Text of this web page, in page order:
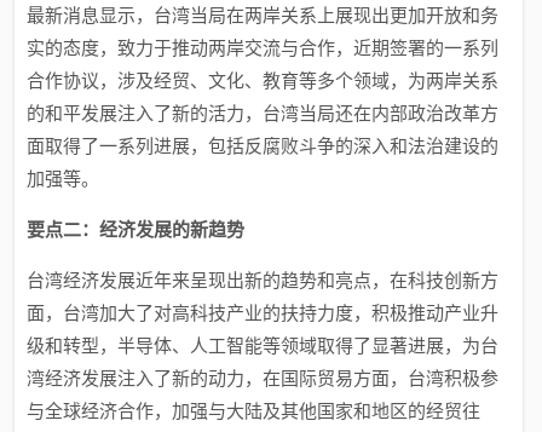
最新消息显示，台湾当局在两岸关系上展现出更加开放和务
实的态度，致力于推动两岸交流与合作，近期签署的一系列
合作协议，涉及经贸、文化、教育等多个领域，为两岸关系
的和平发展注入了新的活力，台湾当局还在内部政治改革方
面取得了一系列进展，包括反腐败斗争的深入和法治建设的
加强等。
要点二：经济发展的新趋势
台湾经济发展近年来呈现出新的趋势和亮点，在科技创新方
面，台湾加大了对高科技产业的扶持力度，积极推动产业升
级和转型，半导体、人工智能等领域取得了显著进展，为台
湾经济发展注入了新的动力，在国际贸易方面，台湾积极参
与全球经济合作，加强与大陆及其他国家和地区的经贸往